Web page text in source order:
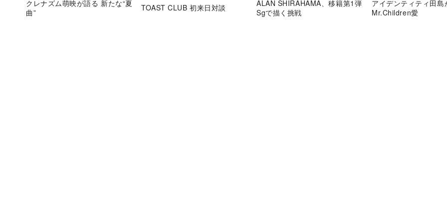
クレナズム萌映が語る 新たな“夏
曲”
TOAST CLUB 初来日対談
ALAN SHIRAHAMA、移籍第1弾
Sgで描く挑戦
アイデンティティ田島
Mr.Children愛